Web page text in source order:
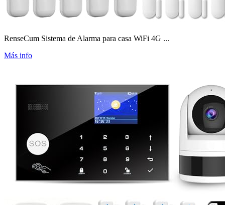
RenseCum Sistema de Alarma para casa WiFi 4G ...
Más info